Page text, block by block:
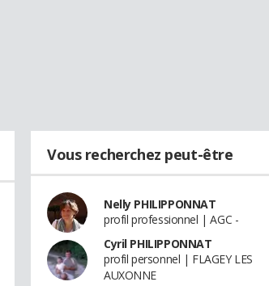
Vous recherchez peut-être
Nelly PHILIPPONNAT
profil professionnel | AGC -
Cyril PHILIPPONNAT
profil personnel | FLAGEY LES
AUXONNE